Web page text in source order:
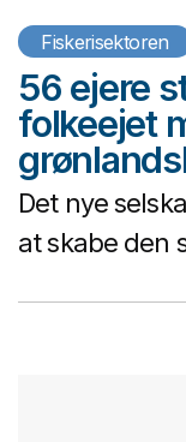
Fiskerisektoren
56 ejere
folkeejet
Det nye
at skabe den